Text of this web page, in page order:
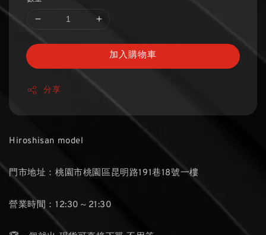
加入購物車
分享
Hiroshisan model
門市地址：桃園市桃園區昆明路191巷18號一樓
營業時間：12:30～21:30